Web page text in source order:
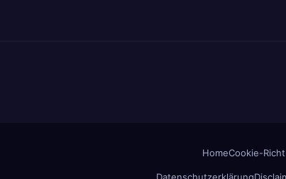
HomeCookie-